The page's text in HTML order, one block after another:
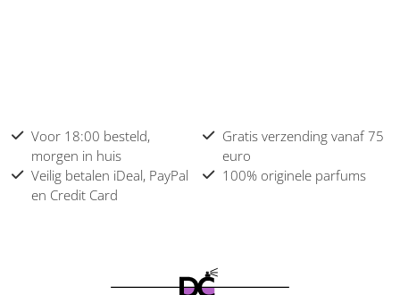
Voor 18:00 besteld,
morgen in huis
Gratis verzending vanaf 75
euro
Veilig betalen iDeal, PayPal
en Credit Card
100% originele parfums